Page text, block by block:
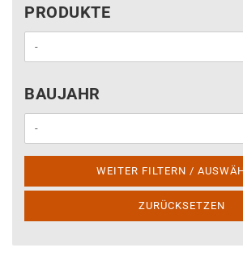
PRODUKTE
PRODUKTE
BAUJAHR
BAUJAHR
WEITER FILTERN /
ZURÜCKSETZEN